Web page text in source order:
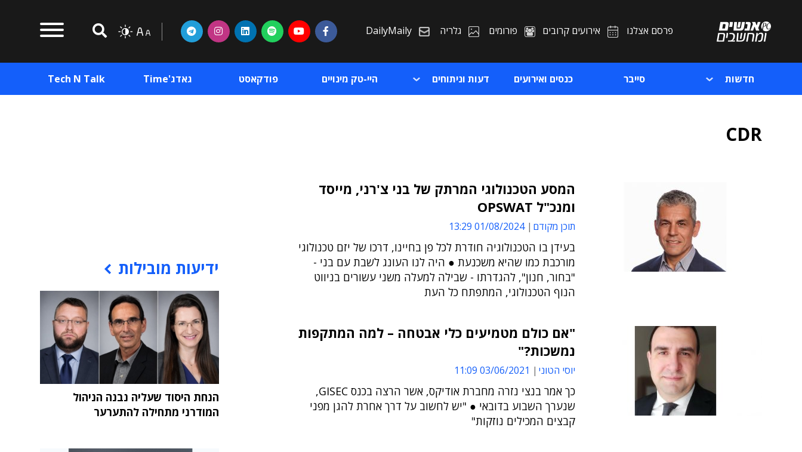
פרסם אצלנו אירועים קרובים פורומים גלריה DailyMaily
חדשות סייבר כנסים ואירועים דעות וניתוחים היי-טק מינויים פודקאסט גאדג'Time Tech N Talk
CDR
המסע הטכנולוגי המרתק של בני צ'רני, מייסד
ומנכ"ל OPSWAT
תוכן מקודם 01/08/2024 13:29
בעידן בו הטכנולוגיה חודרת לכל פן בחיינו, דרכו של יזם טכנולוגי
מורכבת כמו שהיא משכנעת ● היה לנו העונג לשבת עם בני -
"בחור, חנון", להגדרתו - שבילה למעלה משני עשורים בניווט
הנוף הטכנולוגי, המתפתח כל העת
"אם כולם מטמיעים כלי אבטחה – למה המתקפות
נמשכות?"
יוסי הטוני 03/06/2021 11:09
כך אמר בנצי נזרה מחברת אודיקס, אשר הרצה בכנס GISEC,
שנערך השבוע בדובאי ● "יש לחשוב על דרך אחרת להגן מפני
קבצים המכילים נוזקות"
ידיעות מובילות
הנחת היסוד שעליה נבנה הניהול
המודרני מתחילה להתערער